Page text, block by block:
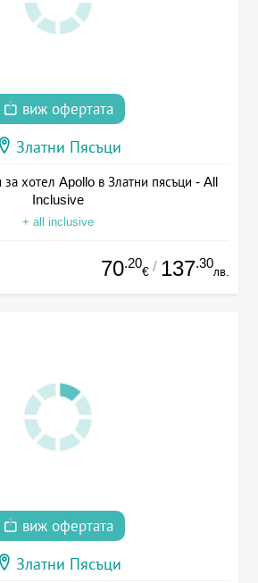
виж офертата
Златни Пясъци
за хотел Apollo в Златни пясъци - All
Inclusive
+ all inclusive
70.20
€ / 137.30
лв.
виж офертата
Златни Пясъци